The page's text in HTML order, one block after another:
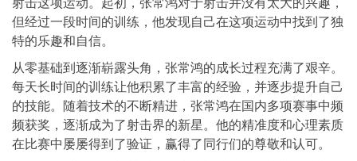
但经过一段时间的训练，他发现自己在这项运动中找到了独
特的乐趣和自信。
从零基础到逐渐崭露头角，张常鸿的成长过程充满了艰辛。
每天长时间的训练让他积累了丰富的经验，并逐步提升自己
的技能。随着技术的不断精进，张常鸿在国内多项赛事中频
频获奖，逐渐成为了射击界的新星。他的精准度和心理素质
在比赛中屡屡得到了验证，赢得了同行们的尊敬和认可。